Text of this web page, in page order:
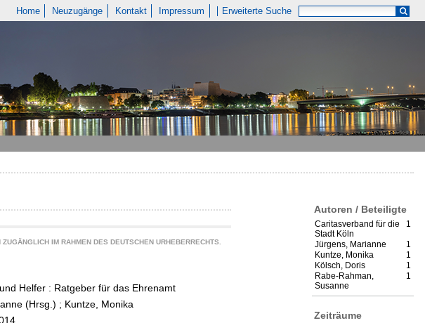
Home Neuzugänge Kontakt Impressum Erweiterte Suche
Autoren / Beteiligte
1
Caritasverband für die
Stadt Köln
1
Jürgens, Marianne
1
Kuntze, Monika
1
Kölsch, Doris
1
Rabe-Rahman,
Susanne
Zeiträume
IM RAHMEN DES DEUTSCHEN URHEBERRECHTS.
Helfer : Ratgeber für das Ehrenamt
(Hrsg.) ; Kuntze, Monika